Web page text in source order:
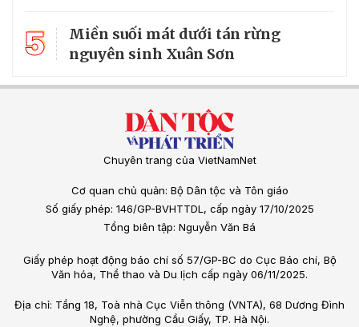
5
Miền suối mát dưới tán rừng
nguyên sinh Xuân Sơn
Chuyên trang của VietNamNet
Cơ quan chủ quản: Bộ Dân tộc và Tôn giáo
Số giấy phép: 146/GP-BVHTTDL, cấp ngày 17/10/2025
Tổng biên tập: Nguyễn Văn Bá
Giấy phép hoạt động báo chí số 57/GP-BC do Cục Báo chí, Bộ
Văn hóa, Thể thao và Du lịch cấp ngày 06/11/2025.
Địa chỉ: Tầng 18, Toà nhà Cục Viễn thông (VNTA), 68 Dương Đình
Nghệ, phường Cầu Giấy, TP. Hà Nội.